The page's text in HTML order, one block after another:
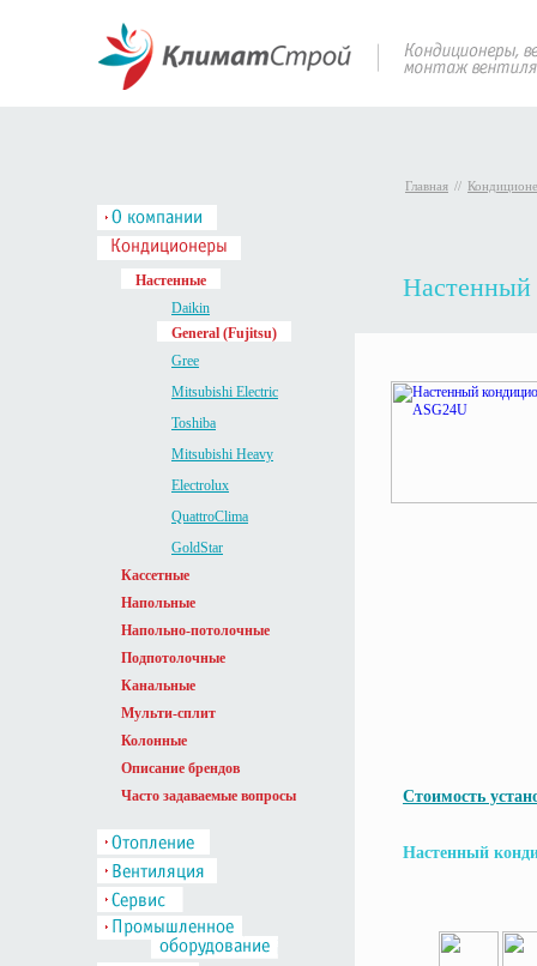
Настенные
Daikin
General (Fujitsu)
Gree
Mitsubishi Electric
Toshiba
Mitsubishi Heavy
Electrolux
QuattroClima
GoldStar
Кассетные
Напольные
Напольно-потолочные
Подпотолочные
Канальные
Мульти-сплит
Колонные
Описание брендов
Часто задаваемые вопросы
Главная //
Настенный
Стоимость
Настенный